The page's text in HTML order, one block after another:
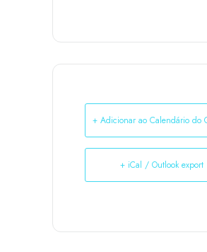
+ Adicionar ao Calendário do
+ iCal / Outlook export